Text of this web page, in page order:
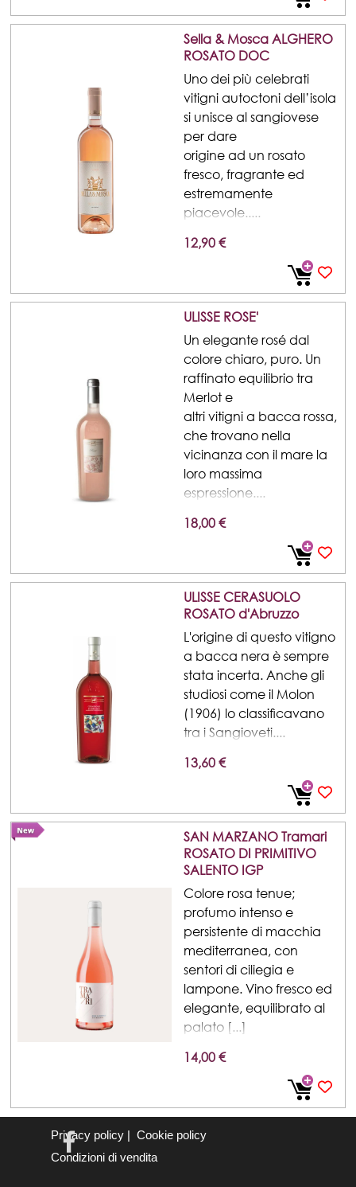
Sella & Mosca ALGHERO
ROSATO DOC
Uno dei più celebrati
vitigni autoctoni dell’isola
si unisce al sangiovese
per dare
origine ad un rosato
fresco, fragrante ed
estremamente
piacevole.....
12,90 €
ULISSE ROSE'
Un elegante rosé dal
colore chiaro, puro. Un
raffinato equilibrio tra
Merlot e
altri vitigni a bacca rossa,
che trovano nella
vicinanza con il mare la
loro massima
espressione....
18,00 €
ULISSE CERASUOLO
ROSATO d'Abruzzo
L'origine di questo vitigno
a bacca nera è sempre
stata incerta. Anche gli
studiosi come il Molon
(1906) lo classiﬁcavano
tra i Sangioveti....
13,60 €
SAN MARZANO Tramari
ROSATO DI PRIMITIVO
SALENTO IGP
Colore rosa tenue;
profumo intenso e
persistente di macchia
mediterranea, con
sentori di ciliegia e
lampone. Vino fresco ed
elegante, equilibrato al
palato [...]
14,00 €
Privacy policy
Cookie policy
Condizioni di vendita